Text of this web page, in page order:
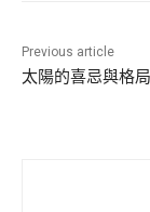
Previous article
太陽的喜忌與格